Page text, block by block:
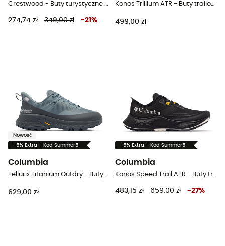
Crestwood - Buty turystyczne damskie
274,74 zł 349,00 zł -21 %
Konos Trillium ATR - Buty trailowe damskie
499,00 zł
Nowość
-5% Extra - Kod Summer5
Columbia
Tellurix Titanium Outdry - Buty turystyczne damskie
629,00 zł
-5% Extra - Kod Summer5
Columbia
Konos Speed Trail ATR - Buty trailowe meskie
483,15 zł 659,00 zł -27%